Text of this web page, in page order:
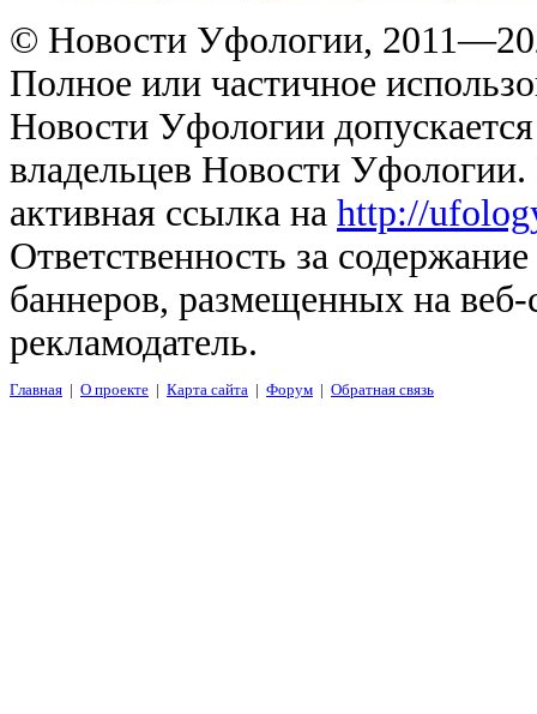
© Новости Уфологии,
Полное или частичное
Новости Уфологии
владельцев Новости
активная ссылка на http://
Ответственность за
баннеров, размещенных на
рекламодатель.
Главная | О проекте | Карта сайта | Форум | Обратная связь